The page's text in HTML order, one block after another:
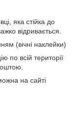
яка стійка до
відривається.
(вічні наклейки)
по всій території
на сайті